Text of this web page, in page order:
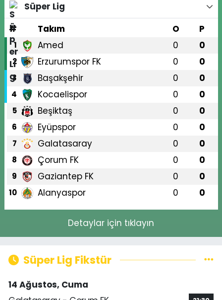
Süper Lig
#
Takım O P
1 Amed 0 0
2 Erzurumspor FK 0 0
3 Başakşehir 0 0
4 Kocaelispor 0 0
5 Beşiktaş 0 0
6 Eyüpspor 0 0
7 Galatasaray 0 0
8 Çorum FK 0 0
9 Gaziantep FK 0 0
10 Alanyaspor 0 0
Detaylar için tıklayın
Süper Lig Fikstür
14 Ağustos, Cuma